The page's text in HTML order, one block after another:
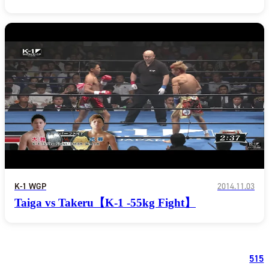
K-1 WGP 2014.11.03
Taiga vs Takeru【K-1 -55kg Fight】
515